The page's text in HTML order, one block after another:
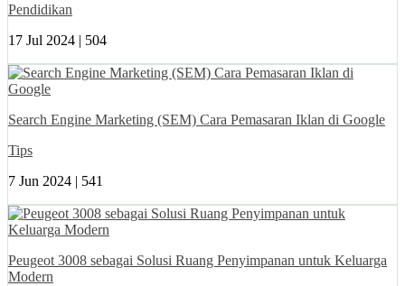
Pendidikan
17 Jul 2024 | 504
Search Engine Marketing (SEM) Cara Pemasaran Iklan di Google
Tips
7 Jun 2024 | 541
Peugeot 3008 sebagai Solusi Ruang Penyimpanan untuk Keluarga
Modern